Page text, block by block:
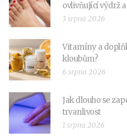
ovlivňující výdrž
3 srpna 2026
Vitamíny a
kloubům?
6 srpna 2026
Jak dlouho se
trvanlivost
1 srpna 2026